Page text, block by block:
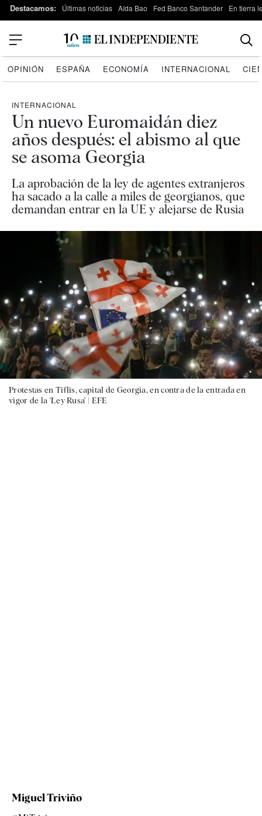
Destacamos: Últimas noticias Aída Bao Fed Banco Santander En tierra
OPINIÓN ESPAÑA ECONOMÍA INTERNACIONAL
INTERNACIONAL
Un nuevo Euromaidán diez
años después: el abismo al que
se asoma Georgia
La aprobación de la ley de agentes extranjeros
ha sacado a la calle a miles de georgianos, que
demandan entrar en la UE y alejarse de Rusia
Protestas en Tiflis, capital de Georgia, en contra de la entrada en
vigor de la 'Ley Rusa' | EFE
Miguel Triviño